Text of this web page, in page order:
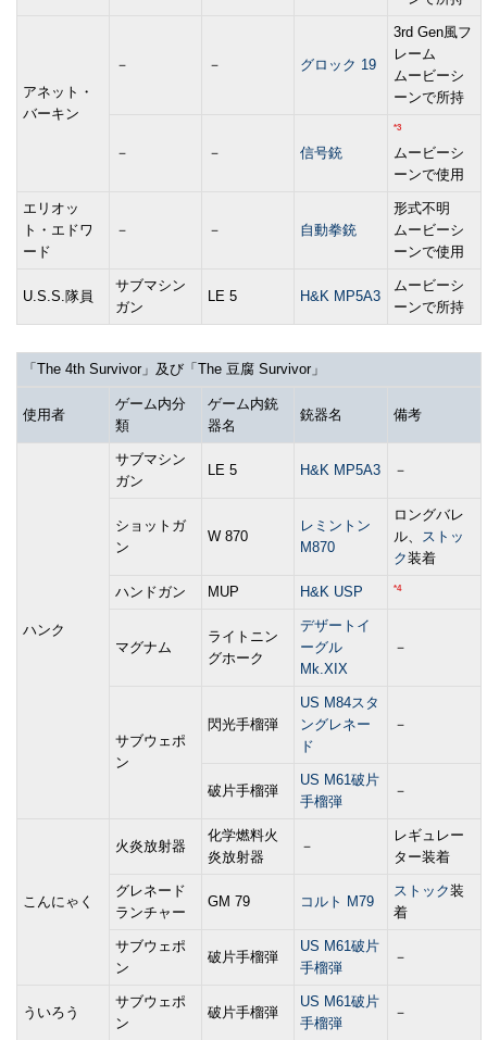
アネット・
バーキン
－ － グロック 19
3rd Gen風フ
レーム
ムービーシ
ーンで所持
－ － 信号銃
*3
ムービーシ
ーンで使用
エリオッ
ト・エドワ
ード
－ － 自動拳銃
形式不明
ムービーシ
ーンで使用
U.S.S.隊員
サブマシン
ガン
LE 5 H&K MP5A3
ムービーシ
ーンで所持
「The 4th Survivor」及び「The 豆腐 Survivor」
使用者
ゲーム内分
類
ゲーム内銃
器名
銃器名 備考
ハンク
サブマシン
ガン
LE 5 H&K MP5A3 －
ショットガ
ン
W 870
レミントン
M870
ロングバレ
ル、 ストッ
ク装着
ハンドガン MUP H&K USP *4
マグナム
ライトニン
グホーク
デザートイ
ーグル
Mk.XIX
－
サブウェポ
ン
閃光手榴弾
US M84スタ
ングレネー
ド
－
破片手榴弾
US M61破片
手榴弾
－
こんにゃく
火炎放射器
化学燃料火
炎放射器
－
レギュレー
ター装着
グレネード
ランチャー
GM 79 コルト M79
ストック装
着
サブウェポ
ン
破片手榴弾
US M61破片
手榴弾
－
ういろう
サブウェポ
ン
破片手榴弾
US M61破片
手榴弾
－